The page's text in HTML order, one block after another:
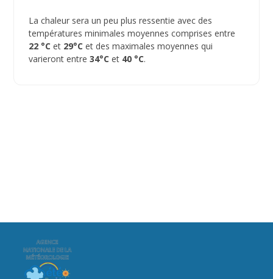
La chaleur sera un peu plus ressentie avec des
températures minimales moyennes comprises entre
22 °C et 29°C et des maximales moyennes qui
varieront entre34°C et 40 °C.